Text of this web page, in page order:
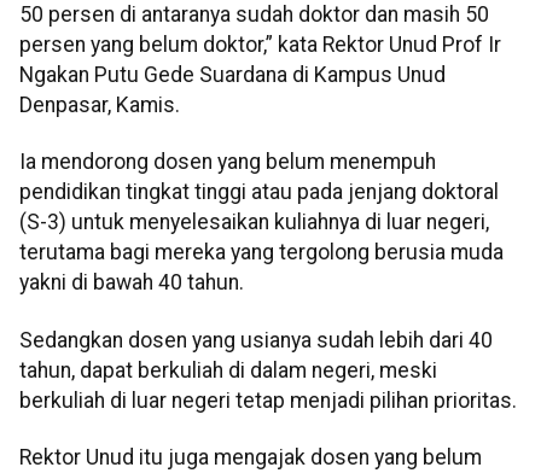
50 persen di antaranya sudah doktor dan masih 50
persen yang belum doktor,” kata Rektor Unud Prof Ir
Ngakan Putu Gede Suardana di Kampus Unud
Denpasar, Kamis.
Ia mendorong dosen yang belum menempuh
pendidikan tingkat tinggi atau pada jenjang doktoral
(S-3) untuk menyelesaikan kuliahnya di luar negeri,
terutama bagi mereka yang tergolong berusia muda
yakni di bawah 40 tahun.
Sedangkan dosen yang usianya sudah lebih dari 40
tahun, dapat berkuliah di dalam negeri, meski
berkuliah di luar negeri tetap menjadi pilihan prioritas.
Rektor Unud itu juga mengajak dosen yang belum